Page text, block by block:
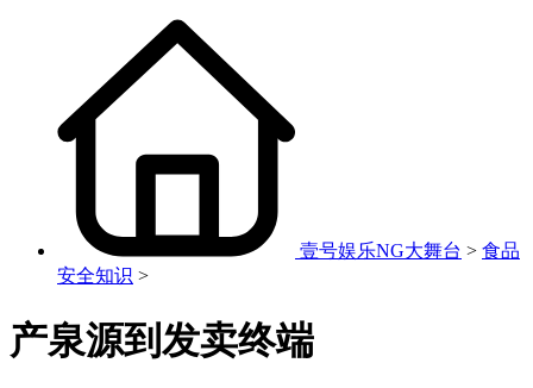
壹号娱乐NG大舞台 > 食品
安全知识 >
产泉源到发卖终端